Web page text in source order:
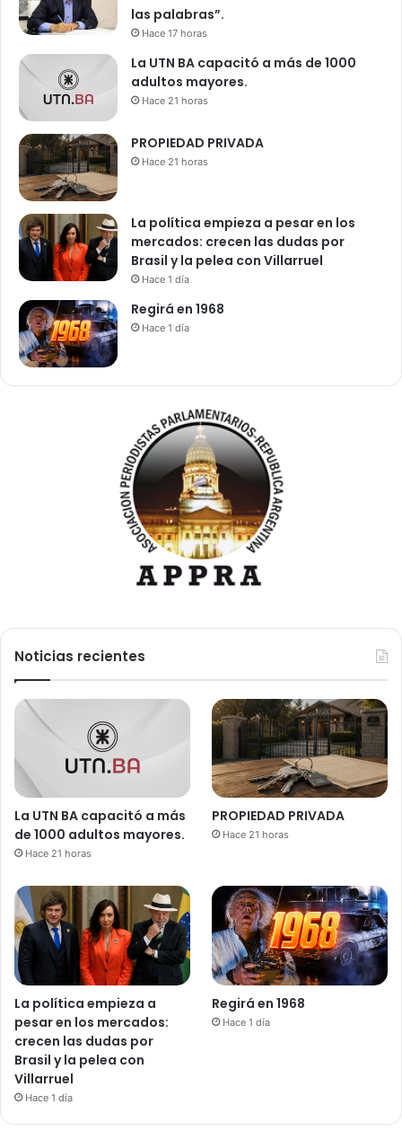
las palabras”.
Hace 17 horas
La UTN BA capacitó a más de 1000
adultos mayores.
Hace 21 horas
PROPIEDAD PRIVADA
Hace 21 horas
La política empieza a pesar en los
mercados: crecen las dudas por
Brasil y la pelea con Villarruel
Hace 1 día
Regirá en 1968
Hace 1 día
Noticias recientes
La UTN BA capacitó a más
de 1000 adultos mayores.
Hace 21 horas
PROPIEDAD PRIVADA
Hace 21 horas
La política empieza a
pesar en los mercados:
crecen las dudas por
Brasil y la pelea con
Villarruel
Hace 1 día
Regirá en 1968
Hace 1 día